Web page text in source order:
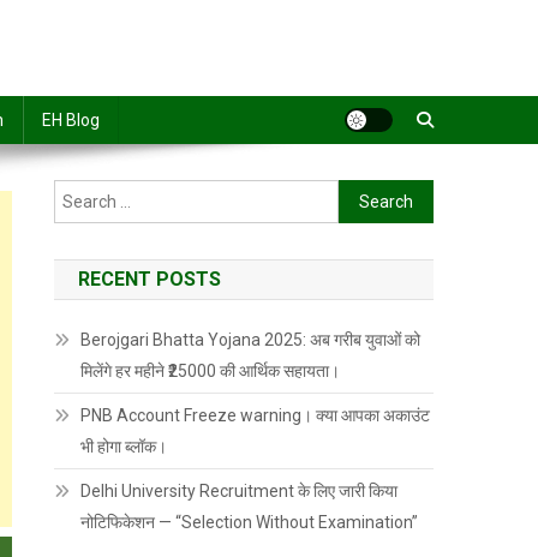
EH Blog
Search
for:
RECENT POSTS
Berojgari Bhatta Yojana 2025: अब गरीब युवाओं को
मिलेंगे हर महीने ₹25000 की आर्थिक सहायता।
PNB Account Freeze warning। क्या आपका अकाउंट
भी होगा ब्लॉक।
Delhi University Recruitment के लिए जारी किया
नोटिफिकेशन — “Selection Without Examination”